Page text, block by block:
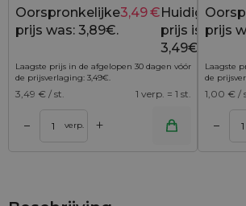
3,89
Oorspronkelijke
prijs was: 3,89€.
3,49€Huidige
prijs is:
3,49€.
Laagste prijs in de afgelopen 30 dagen vóór
de prijsverlaging: 3,49€
3,49 € / st. 1 verp. = 1 st.
– verp. +
prijs
Laagste
de
1,00 € /
–
Toevoegen aan winkelwagen